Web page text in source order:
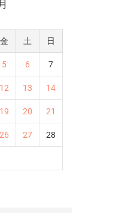
金 土 日
5 6 7
12 13 14
19 20 21
26 27 28